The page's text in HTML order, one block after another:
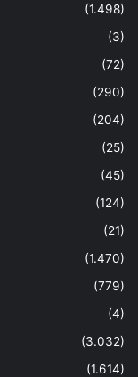
(1.498)
(3)
(72)
(290)
(204)
(25)
(45)
(124)
(21)
(1.470)
(779)
(4)
(3.032)
(1.614)